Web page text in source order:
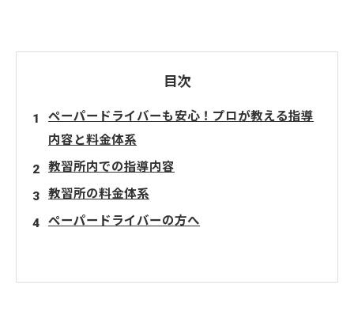
目次
ペーパードライバーも安心！プロが教える指導
内容と料金体系
教習所内での指導内容
教習所の料金体系
ペーパードライバーの方へ